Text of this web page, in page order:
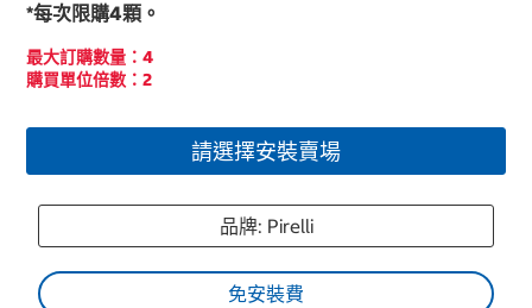
*每次限購4顆。
最大訂購數量：4
購買單位倍數：2
請選擇安裝賣場
品牌: Pirelli
免安裝費